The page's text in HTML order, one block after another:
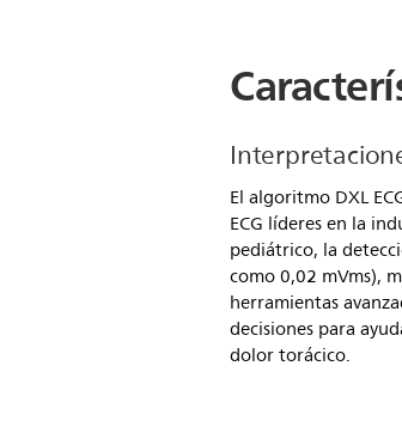
El algoritmo DXL
ECG líderes en la
pediátrico, la
como 0,02 mVms),
herramientas
decisiones para
dolor torácico.